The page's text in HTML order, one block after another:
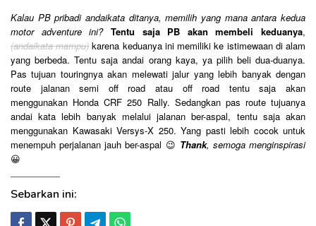
Kalau PB pribadi andaikata ditanya, memilih yang mana antara kedua
motor adventure ini? Tentu saja PB akan membeli keduanya,
(andaikata mampu) karena keduanya ini memiliki ke istimewaan di alam
yang berbeda. Tentu saja andai orang kaya, ya pilih beli dua-duanya.
Pas tujuan touringnya akan melewati jalur yang lebih banyak dengan
route jalanan semi off road atau off road tentu saja akan
menggunakan Honda CRF 250 Rally. Sedangkan pas route tujuanya
andai kata lebih banyak melalui jalanan ber-aspal, tentu saja akan
menggunakan Kawasaki Versys-X 250. Yang pasti lebih cocok untuk
menempuh perjalanan jauh ber-aspal 😉 Thank, semoga menginspirasi
😀
Sebarkan ini: